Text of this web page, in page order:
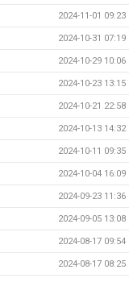
2024-11-01 09:23
2024-10-31 07:19
2024-10-29 10:06
2024-10-23 13:15
2024-10-21 22:58
2024-10-13 14:32
2024-10-11 09:35
2024-10-04 16:09
2024-09-23 11:36
2024-09-05 13:08
2024-08-17 09:54
2024-08-17 08:25